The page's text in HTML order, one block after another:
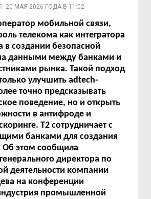
20 МАЯ 2026 ГОДА В 11:02
мобильной связи,
телекома как интегратора
в создании безопасной
данными между банками и
рынка. Такой подход
улучшить adtech-
точно предсказывать
поведение, но и открыть
в антифроде и
Т2 сотрудничает с
банками для создания
Об этом сообщила
директора по
деятельности компании
на конференции
промышленной